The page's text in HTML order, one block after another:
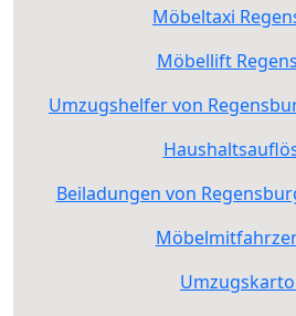
Möbeltaxi
Möbellift
Umzugshelfer von
Beiladungen von